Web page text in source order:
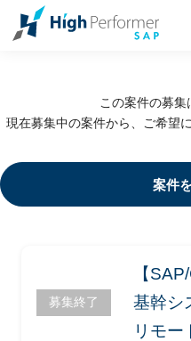
この案件の募集
現在募集中の案件から、ご希望
案件
募集終了
【
基幹シ
リモー